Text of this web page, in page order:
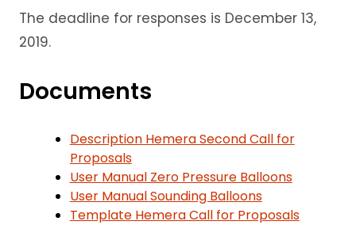
The deadline for responses is December 13,
2019.
Documents
Description Hemera Second Call for
Proposals
User Manual Zero Pressure Balloons
User Manual Sounding Balloons
Template Hemera Call for Proposals